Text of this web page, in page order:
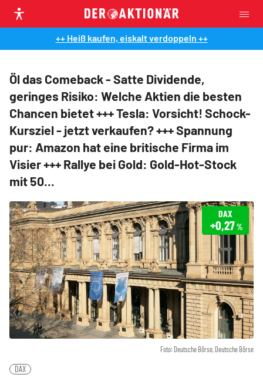
++ Heiß kaufen, eiskalt verdoppeln ++
Öl das Comeback - Satte Dividende,
geringes Risiko: Welche Aktien die besten
Chancen bietet +++ Tesla: Vorsicht! Schock-
Kursziel - jetzt verkaufen? +++ Spannung
pur: Amazon hat eine britische Firma im
Visier +++ Rallye bei Gold: Gold-Hot-Stock
mit 50...
Foto: Deutsche Börse, Deutsche Börse
DAX
+0,27%
DAX